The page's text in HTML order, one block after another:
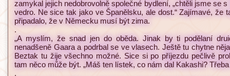
zamykal jejich nedobrovolně společné bydlení, „chtěli jsme se
vedro. Ne sice tak jako ve Španělsku, ale dost.“ Zajímavé, že
připadalo, že v Německu musí být zima.
.
„A myslím, že snad jen do oběda. Jinak by ti podělaní
nenadšeně Gaara a podrbal se ve vlasech. Ještě tu chytne
Beztak tu žije všechno možné. Sice si po příjezdu pečlivě
tam něco může být. „Máš ten lístek, co nám dal Kakashi? Třeba
.